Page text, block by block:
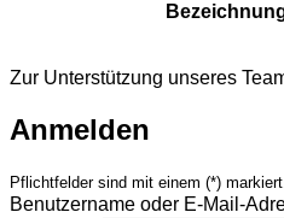
Zur Unterstützung unseres
Anmelden
Pflichtfelder sind mit einem (*)
Benutzername oder E-Mail-